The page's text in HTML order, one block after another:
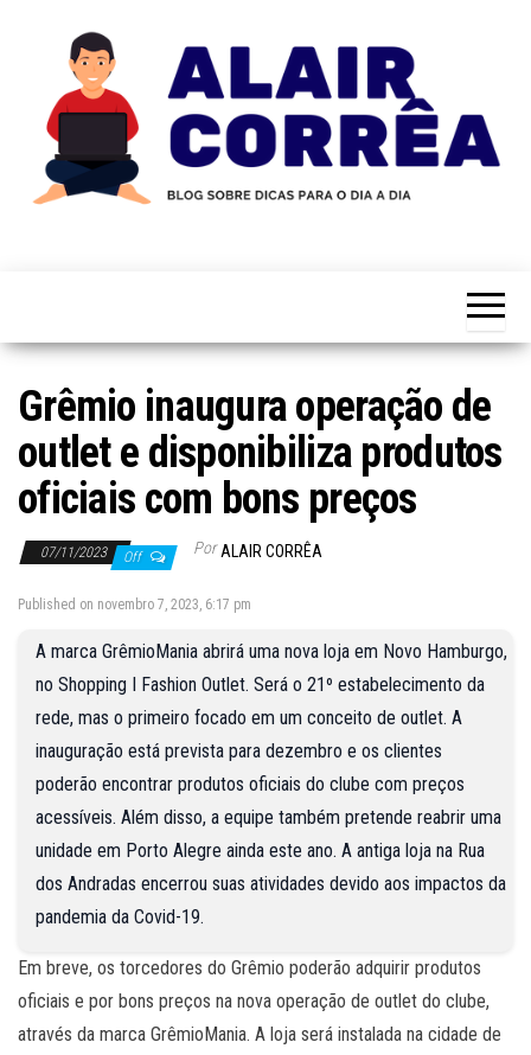
content
Corrêa
Educação e
Grêmio inaugura operação de
outlet e disponibiliza produtos
oficiais com bons preços
07/11/2023 Off Por ALAIR CORRÊA
Published on novembro 7, 2023, 6:17 pm
A marca GrêmioMania abrirá uma nova loja em Novo Hamburgo,
no Shopping I Fashion Outlet. Será o 21º estabelecimento da
rede, mas o primeiro focado em um conceito de outlet. A
inauguração está prevista para dezembro e os clientes
poderão encontrar produtos oficiais do clube com preços
acessíveis. Além disso, a equipe também pretende reabrir uma
unidade em Porto Alegre ainda este ano. A antiga loja na Rua
dos Andradas encerrou suas atividades devido aos impactos da
pandemia da Covid-19.
Em breve, os torcedores do Grêmio poderão adquirir produtos
oficiais e por bons preços na nova operação de outlet do clube,
através da marca GrêmioMania. A loja será instalada na cidade de